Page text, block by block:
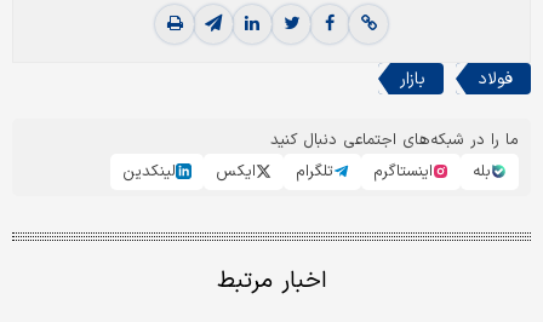
فولاد بازار
ما را در شبکه‌های اجتماعی دنبال کنید
بله
اینستاگرم تلگرام ایکس لینکدین
اخبار مرتبط